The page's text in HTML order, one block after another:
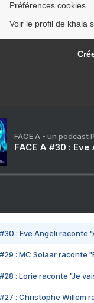
Préférences cookies
Voir le profil de khala
FACE A - un podcast
FACE A #30 :
#30 : Eve Angeli raconte
#29 : MC Solaar raconte
#28 : Lorie raconte "Je
#27 : Christophe Willem